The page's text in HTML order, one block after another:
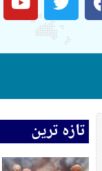
تازہ ترین